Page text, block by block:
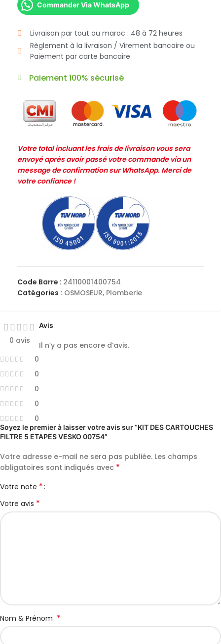
Commander Via WhatsApp
Livraison par tout au maroc : 48 à 72 heures
Règlement à la livraison / Virement bancaire ou
Paiement par carte bancaire
Paiement 100% sécurisé
Votre total incluant les frais de livraison vous sera
envoyé après avoir passé votre commande via un
message de confirmation sur WhatsApp. Merci de
votre confiance !
Code Barre : 24110001400754
Catégories : OSMOSEUR, Plomberie
0 avis
0
0
0
0
0
Avis
Il n’y a pas encore d’avis.
Soyez le premier à laisser votre avis sur “KIT DES CARTOUCHES
FILTRE 5 ETAPES VESKO 00754”
Votre adresse e-mail ne sera pas publiée. Les champs
obligatoires sont indiqués avec *
Votre note *
Votre avis *
Nom & Prénom *